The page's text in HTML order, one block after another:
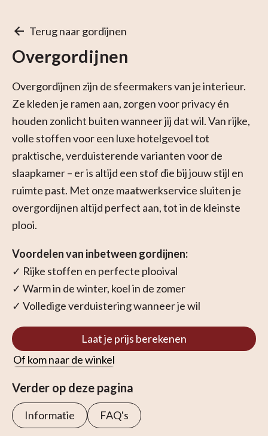
Terug naar gordijnen
Overgordijnen
Overgordijnen zijn de sfeermakers van je interieur.
Ze kleden je ramen aan, zorgen voor privacy én
houden zonlicht buiten wanneer jij dat wil. Van rijke,
volle stoffen voor een luxe hotelgevoel tot
praktische, verduisterende varianten voor de
slaapkamer – er is altijd een stof die bij jouw stijl en
ruimte past. Met onze maatwerkservice sluiten je
overgordijnen altijd perfect aan, tot in de kleinste
plooi.
Voordelen van inbetween gordijnen:
✓ Rijke stoffen en perfecte plooival
✓ Warm in de winter, koel in de zomer
✓ Volledige verduistering wanneer je wil
Laat je prijs berekenen
Of kom naar de winkel
Verder op deze pagina
Informatie FAQ's